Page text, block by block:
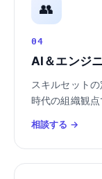
👥
04
AI＆エンジ
スキルセット
時代の組織観点
相談する →